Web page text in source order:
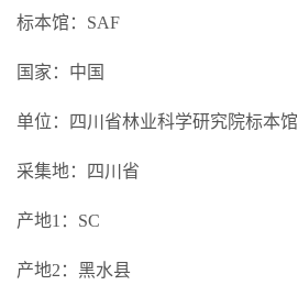
标本馆：SAF
国家：中国
单位：四川省林业科学研究院标本馆
采集地：四川省
产地1：SC
产地2：黑水县